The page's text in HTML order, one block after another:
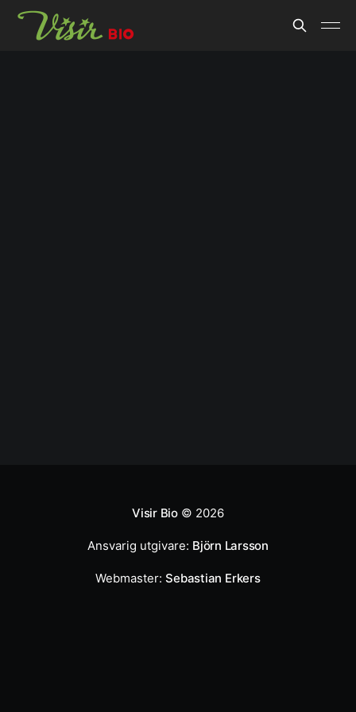
Visir Bio© 2026
Ansvarig utgivare: Björn Larsson
Webmaster:Sebastian Erkers